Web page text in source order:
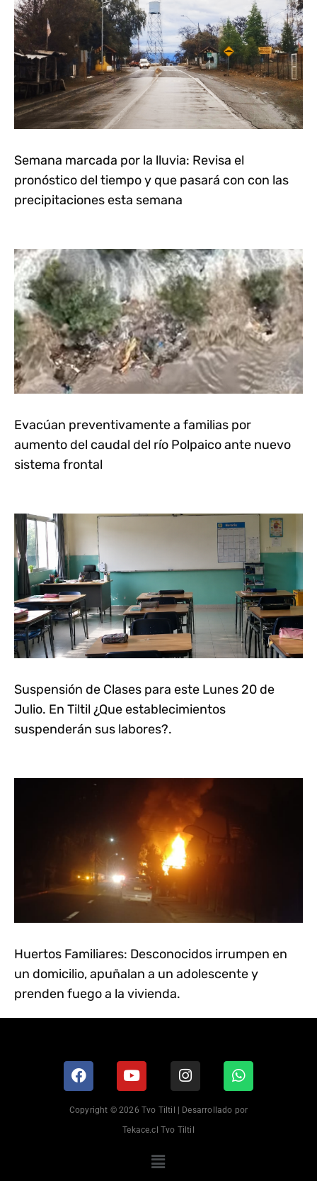
Semana marcada por la lluvia: Revisa el
pronóstico del tiempo y que pasará con con las
precipitaciones esta semana
Evacúan preventivamente a familias por
aumento del caudal del río Polpaico ante nuevo
sistema frontal
Suspensión de Clases para este Lunes 20 de
Julio. En Tiltil ¿Que establecimientos
suspenderán sus labores?.
Huertos Familiares: Desconocidos irrumpen en
un domicilio, apuñalan a un adolescente y
prenden fuego a la vivienda.
Copyright © 2026 Tvo Tiltil | Desarrollado por
Tekace.cl Tvo Tiltil